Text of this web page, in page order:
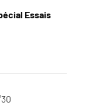
Essais